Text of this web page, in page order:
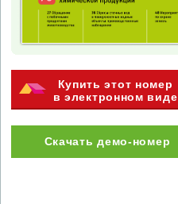
Купить этот номер
в электронном виде
Скачать демо-номер